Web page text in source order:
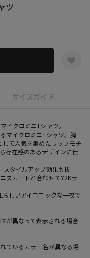
ツ
サイズガイド
イクロミニTシャツ。
マイクロミニTシャツ。胸
して人気を集めたリップモチ
存在感のあるデザインに仕
スタイルアップ効果も抜
スカートと合わせてY2Kラ
しいアイコニックな一枚で
が異なって表示される場合
ているカラー名が異なる場